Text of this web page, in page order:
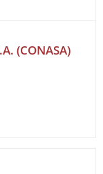
(CONASA)